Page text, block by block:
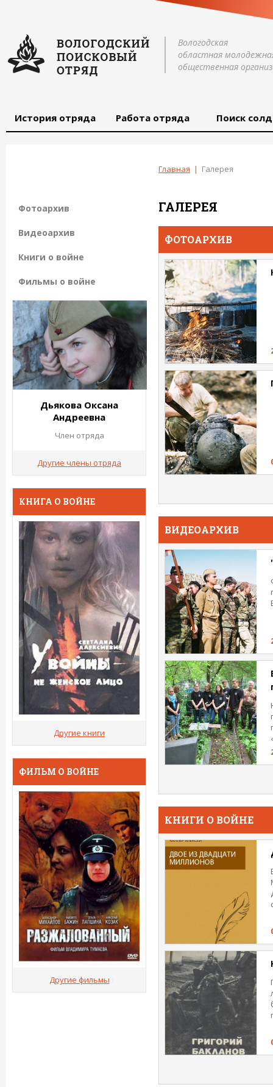
Вологодская
областная
общественная
История отряда Работа отряда Поиск
Главная | Галерея
ГАЛЕРЕЯ
ФОТОАРХИВ
ВИДЕОАРХИВ
КНИГИ О ВОЙНЕ
Фотоархив
Видеоархив
Книги о войне
Фильмы о войне
Дьякова Оксана
Андреевна
Член отряда
Другие члены отряда
КНИГА О ВОЙНЕ
Другие книги
ФИЛЬМ О ВОЙНЕ
Другие фильмы